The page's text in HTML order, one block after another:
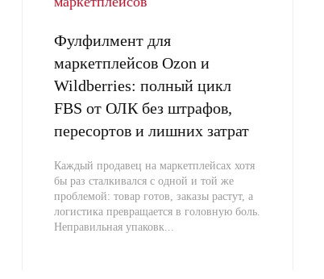
Фулфилмент для
маркетплейсов Ozon и
Wildberries: полный цикл
FBS от ОЛК без штрафов,
пересортов и лишних затрат
Каждый продавец на маркетплейсах хотя
бы раз сталкивался с одной и той же
проблемой: товар готов, заказы растут, а
логистика превращается в головную боль.
Неправильная упаковк...